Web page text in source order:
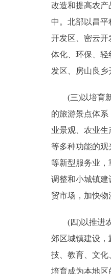
改造和提高农
中。北部以昌
开发区、密云
体化、环保、
发区、房山良
(三)以培育新
的旅游景点体
业景观、农业
等多种功能的
等新型服务业
调整和小城镇
贸市场，加快
(四)以推进农
郊区城镇建设
技、教育、文
培育成为本地区